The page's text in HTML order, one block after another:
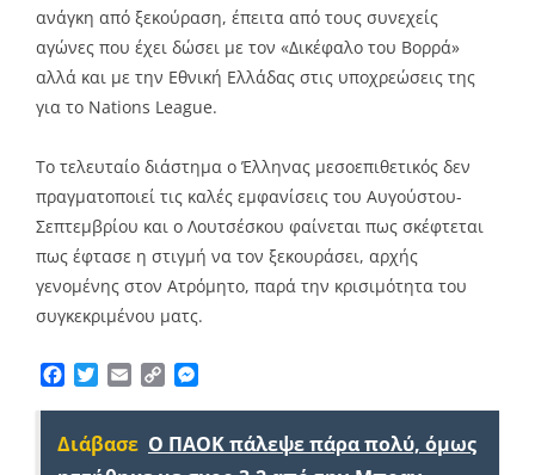
ανάγκη από ξεκούραση, έπειτα από τους συνεχείς
αγώνες που έχει δώσει με τον «Δικέφαλο του Βορρά»
αλλά και με την Εθνική Ελλάδας στις υποχρεώσεις της
για το Nations League.
Το τελευταίο διάστημα ο Έλληνας μεσοεπιθετικός δεν
πραγματοποιεί τις καλές εμφανίσεις του Αυγούστου-
Σεπτεμβρίου και ο Λουτσέσκου φαίνεται πως σκέφτεται
πως έφτασε η στιγμή να τον ξεκουράσει, αρχής
γενομένης στον Ατρόμητο, παρά την κρισιμότητα του
συγκεκριμένου ματς.
Facebook
TwitterEmailCopy
Διάβασε Ο ΠΑΟΚ πάλεψε πάρα πολύ, όμως